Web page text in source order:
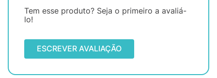
Tem esse produto? Seja o primeiro a avaliá-
lo!
ESCREVER AVALIAÇÃO